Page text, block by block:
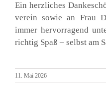
Ein herz­li­ches
ver­ein sowie an Frau
immer her­vor­ra­gend
rich­tig Spaß – selbst am
11. Mai 2026